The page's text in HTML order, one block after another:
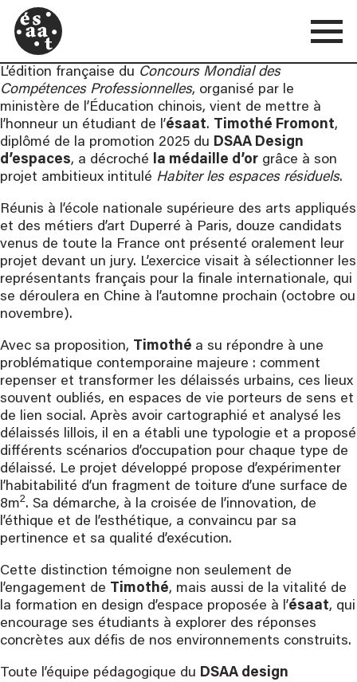
L’édition française du Concours Mondial des
Compétences Professionnelles, organisé par le
ministère de l’Éducation chinois, vient de mettre à
l’honneur un étudiant de l’ésaat. Timothé Fromont,
diplômé de la promotion 2025 du DSAA Design
d’espaces, a décroché la médaille d’or grâce à son
projet ambitieux intitulé Habiter les espaces résiduels.
Réunis à l’école nationale supérieure des arts appliqués
et des métiers d’art Duperré à Paris, douze candidats
venus de toute la France ont présenté oralement leur
projet devant un jury. L’exercice visait à sélectionner les
représentants français pour la finale internationale, qui
se déroulera en Chine à l’automne prochain (octobre ou
novembre).
Avec sa proposition, Timothé a su répondre à une
problématique contemporaine majeure : comment
repenser et transformer les délaissés urbains, ces lieux
souvent oubliés, en espaces de vie porteurs de sens et
de lien social. Après avoir cartographié et analysé les
délaissés lillois, il en a établi une typologie et a proposé
différents scénarios d’occupation pour chaque type de
délaissé. Le projet développé propose d’expérimenter
l’habitabilité d’un fragment de toiture d’une surface de
8m2. Sa démarche, à la croisée de l’innovation, de
l’éthique et de l’esthétique, a convaincu par sa
pertinence et sa qualité d’exécution.
Cette distinction témoigne non seulement de
l’engagement de Timothé, mais aussi de la vitalité de
la formation en design d’espace proposée à l’ésaat, qui
encourage ses étudiants à explorer des réponses
concrètes aux défis de nos environnements construits.
Toute l’équipe pédagogique du DSAA design